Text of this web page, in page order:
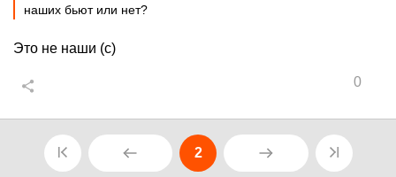
наших бьют или нет?
Это не наши (с)
0
2